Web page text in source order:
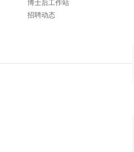
博士后工作站
招聘动态